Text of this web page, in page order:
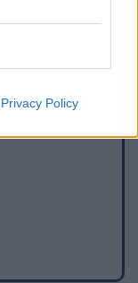
Privacy Policy